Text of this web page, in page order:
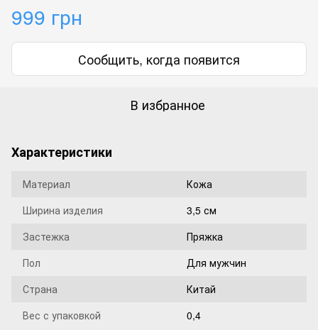
999 грн
Сообщить, когда появится
В избранное
Характеристики
Материал
Кожа
Ширина изделия
3,5 см
Застежка
Пряжка
Пол
Для мужчин
Страна
Китай
Вес с упаковкой
0,4